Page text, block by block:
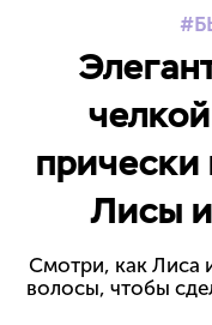
прически
Лисы
Смотри, как Лиса
волосы, чтобы